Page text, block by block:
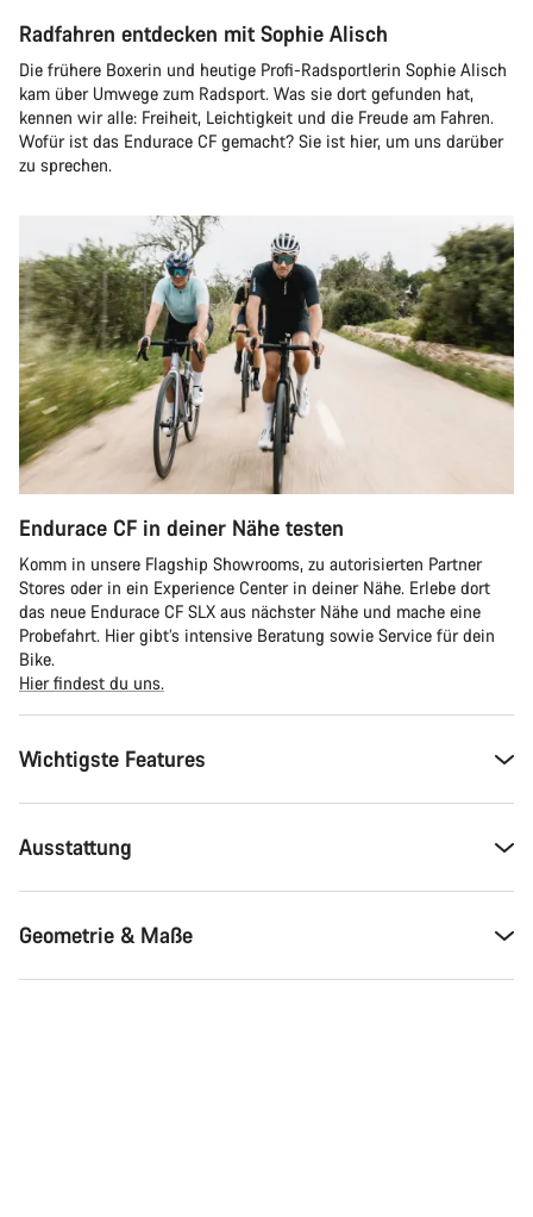
Radfahren entdecken mit Sophie Alisch
Die frühere Boxerin und heutige Profi-Radsportlerin Sophie Alisch
kam über Umwege zum Radsport. Was sie dort gefunden hat,
kennen wir alle: Freiheit, Leichtigkeit und die Freude am Fahren.
Wofür ist das Endurace CF gemacht? Sie ist hier, um uns darüber
zu sprechen.
Endurace CF in deiner Nähe testen
Komm in unsere Flagship Showrooms, zu autorisierten Partner
Stores oder in ein Experience Center in deiner Nähe. Erlebe dort
das neue Endurace CF SLX aus nächster Nähe und mache eine
Probefahrt. Hier gibt’s intensive Beratung sowie Service für dein
Bike.
Hier findest du uns.
Wichtigste Features
Ausstattung
Geometrie & Maße